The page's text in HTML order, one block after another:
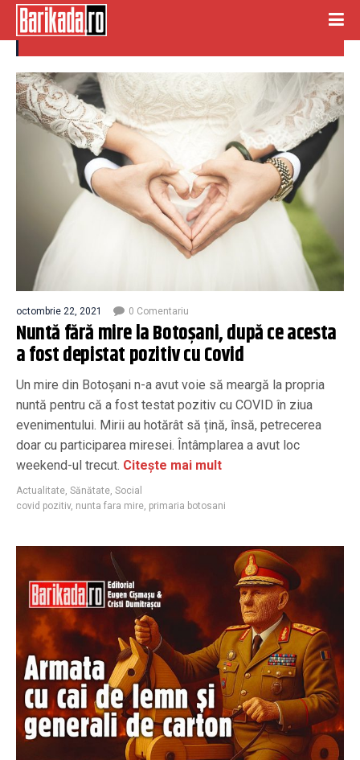
covid pozitiv
octombrie 22, 2021 0 Comentariu
Nuntă fără mire la Botoșani, după ce acesta
a fost depistat pozitiv cu Covid
Un mire din Botoșani n-a avut voie să meargă la propria
nuntă pentru că a fost testat pozitiv cu COVID în ziua
evenimentului. Mirii au hotărât să țină, însă, petrecerea
doar cu participarea miresei. Întâmplarea a avut loc
weekend-ul trecut. Citește mai mult
Actualitate, Sănătate, Social
covid pozitiv, nunta fara mire, primaria botosani